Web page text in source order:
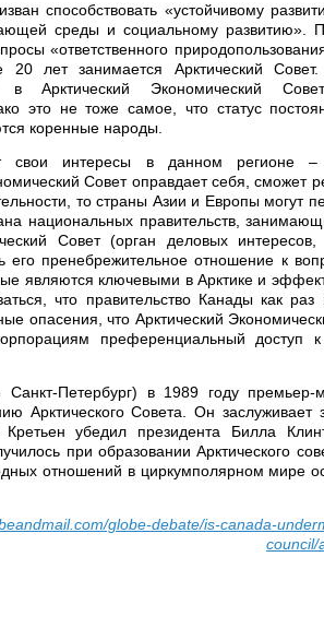
способствовать «устойчивому
среды и социальному развитию».
«ответственного
лет занимается Арктический Совет.
в Арктический Экономический
это не тоже самое, что статус
коренные народы.
свои интересы в данном регионе –
Совет оправдает себя, сможет
то страны Азии и Европы могут
национальных правительств,
Совет (орган деловых
пренебрежительное отношение к
являются ключевыми в Арктике и
что правительство Канады как раз
опасения, что Арктический
преференциальный доступ
Петербург) в 1989 году премьер-
Арктического Совета. Он заслуживает
убедил президента Билла
при образовании Арктического
отношений в циркумполярном мире
globe-debate/is-canada-
council/